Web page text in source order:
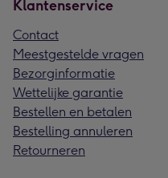
Klantenservice
Contact
Meestgestelde vragen
Bezorginformatie
Wettelijke garantie
Bestellen en betalen
Bestelling annuleren
Retourneren